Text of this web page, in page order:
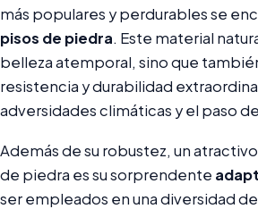
más populares y perdurables se
pisos de piedra. Este material
belleza atemporal, sino que
resistencia y durabilidad
adversidades climáticas y el paso
Además de su robustez, un
de piedra es su sorprendente
ser empleados en una diversidad